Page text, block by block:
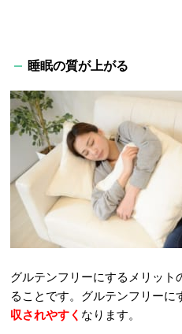
睡眠の質が上がる
グルテンフリーにするメリット
ることです。グルテンフリーに
収されやすく なります。